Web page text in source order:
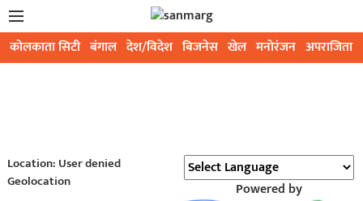
कोलकाता सिटी बंगाल देश/विदेश बिजनेस खेल मनोरंजन अपराजिता
Location: User denied
Geolocation
Powered by